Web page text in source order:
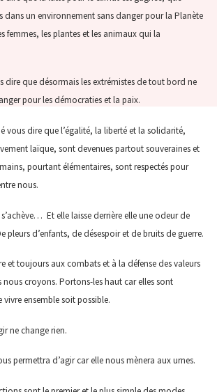
dans un environnement sans danger pour la Planète
femmes, les plantes et les animaux qui la
dire que désormais les extrémistes de tout bord ne
pour les démocraties et la paix.
vous dire que l’égalité, la liberté et la solidarité,
laïque, sont devenues partout souveraines et
pourtant élémentaires, sont respectés pour
nous.
Et elle laisse derrière elle une odeur de
pleurs d’enfants, de désespoir et de bruits de guerre.
et toujours aux combats et à la défense des valeurs
nous croyons. Portons-les haut car elles sont
vivre ensemble soit possible.
ne change rien.
permettra d’agir car elle nous mènera aux urnes.